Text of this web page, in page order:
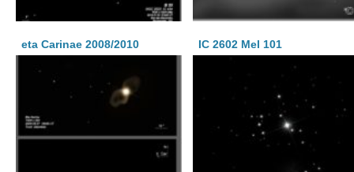
eta Carinae 2008/2010 IC 2602 Mel 101